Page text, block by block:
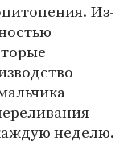
Из-
неделю.